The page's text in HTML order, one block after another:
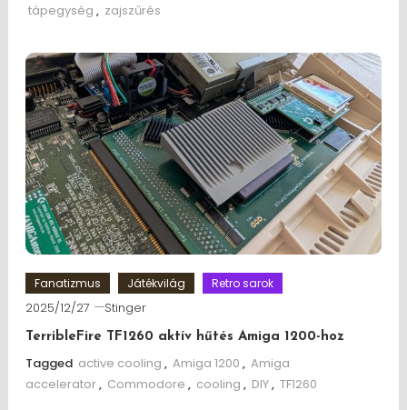
tápegység , zajszűrés
Fanatizmus Játékvilág Retro sarok
2025/12/27 Stinger
TerribleFire TF1260 aktív hűtés Amiga 1200-hoz
Tagged active cooling , Amiga 1200 , Amiga
accelerator, Commodore , cooling , DIY, TF1260